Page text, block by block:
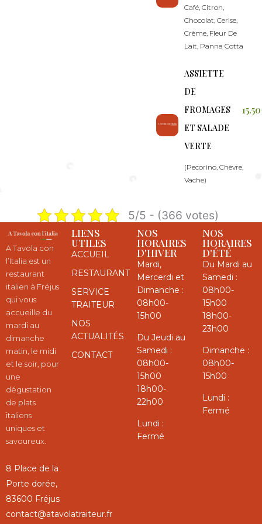
Café, Citron,
Chocolat, Cerise,
Crème, Fleur De
Lait, Panna Cotta
ASSIETTE
DE
FROMAGES
ET SALADE
VERTE
(Pecorino, Chèvre,
Vache)
5/5 - (366 votes)
A Tavola con
l’Italia est un
restaurant
italien à Fréjus
qui vous
accueille du
mardi au
dimanche
matin, le midi
et le soir, pour
une
dégustation
de plats
italiens
uniques et
savoureux.
8 Place de la
Porte dorée,
83600 Fréjus
contact@atavolatraiteur.fr
LIENS
UTILES
ACCUEIL
RESTAURANT
SERVICE
TRAITEUR
NOS
ACTUALITÉS
CONTACT
NOS
HORAIRES
D'HIVER
Mardi,
Mercerdi et
Dimanche :
08h00-
15h00
Du Jeudi au
Samedi :
08h00-
15h00
18h00-
22h00
Lundi :
Fermé
NOS
HORAIRES
D'ÉTÉ
Du Mardi au
Samedi :
08h00-
15h00
18h00-
23h00
Dimanche :
08h00-
15h00
Lundi :
Fermé